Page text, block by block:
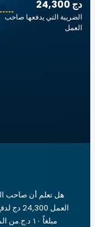
24,300 دج
الضريبة التي يدفعها صاحب
العمل
هل تعلم أن صاحب